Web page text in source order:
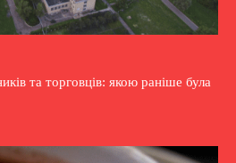
та торговців: якою раніше була